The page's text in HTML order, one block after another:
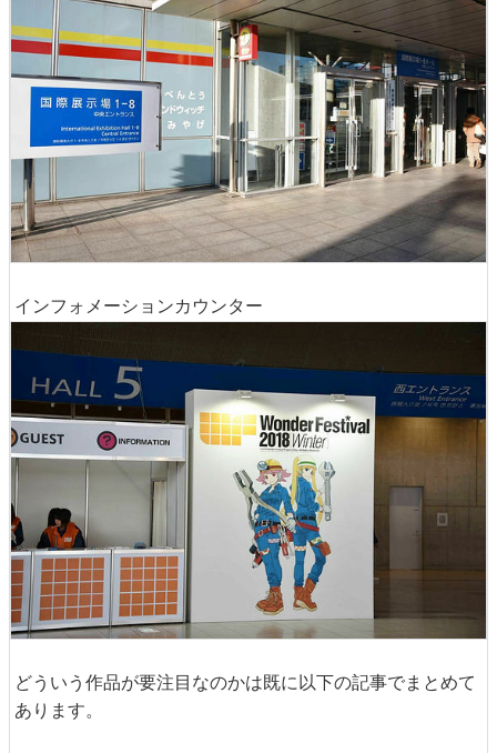
インフォメーションカウンター
どういう作品が要注目なのかは既に以下の記事でまとめて
あります。